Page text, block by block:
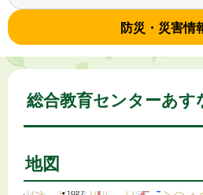
防災・災害情
総合教育センターあす
地図